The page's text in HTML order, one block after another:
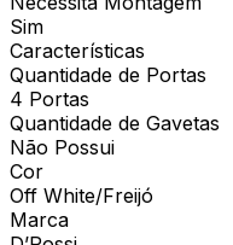
Sim
Características
Quantidade de Portas
4 Portas
Quantidade de Gavetas
Não Possui
Cor
Off White/Freijó
Marca